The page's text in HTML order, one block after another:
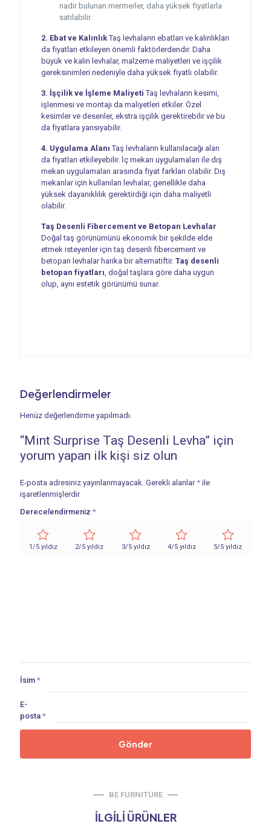
nadir bulunan mermerler, daha yüksek fiyatlarla
satılabilir.
2. Ebat ve KalınlıkTaş levhaların ebatları ve kalınlıkları
da fiyatları etkileyen önemli faktörlerdendir. Daha
büyük ve kalın levhalar, malzeme maliyetleri ve işçilik
gereksinimleri nedeniyle daha yüksek fiyatlı olabilir.
3. İşçilik ve İşleme Maliyeti Taş levhaların kesimi,
işlenmesi ve montajı da maliyetleri etkiler. Özel
kesimler ve desenler, ekstra işçilik gerektirebilir ve bu
da fiyatlara yansıyabilir.
4. Uygulama Alanı Taş levhaların kullanılacağı alan
da fiyatları etkileyebilir. İç mekan uygulamaları ile dış
mekan uygulamaları arasında fiyat farkları olabilir. Dış
mekanlar için kullanılan levhalar, genellikle daha
yüksek dayanıklılık gerektirdiği için daha maliyetli
olabilir.
Taş Desenli Fibercement ve Betopan Levhalar
Doğal taş görünümünü ekonomik bir şekilde elde
etmek isteyenler için taş desenli fibercement ve
betopan levhalar harika bir alternatiftir. Taş desenli
betopan fiyatları, doğal taşlara göre daha uygun
olup, aynı estetik görünümü sunar.
Değerlendirmeler
Henüz değerlendirme yapılmadı.
“Mint Surprise Taş Desenli Levha” için
yorum yapan ilk kişi siz olun
E-posta adresiniz yayınlanmayacak. Gerekli alanlar * ile
işaretlenmişlerdir
Derecelendirmeniz *
1/5 yıldız 2/5 yıldız 3/5 yıldız 4/5 yıldız 5/5 yıldız
İsim *
E-
posta *
BE FURNITURE
İLGILI ÜRÜNLER